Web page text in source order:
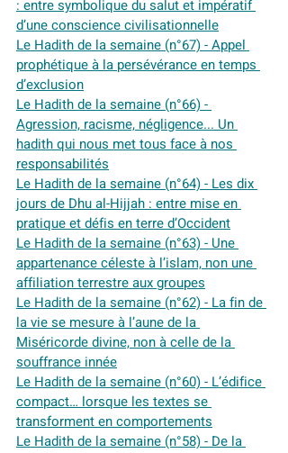
: entre symbolique du salut et impératif
d’une conscience civilisationnelle
Le Hadith de la semaine (n°67) - Appel
prophétique à la persévérance en temps
d’exclusion
Le Hadith de la semaine (n°66) -
Agression, racisme, négligence... Un
hadith qui nous met tous face à nos
responsabilités
Le Hadith de la semaine (n°64) - Les dix
jours de Dhu al-Hijjah : entre mise en
pratique et défis en terre d’Occident
Le Hadith de la semaine (n°63) - Une
appartenance céleste à l’islam, non une
affiliation terrestre aux groupes
Le Hadith de la semaine (n°62) - La fin de
la vie se mesure à l’aune de la
Miséricorde divine, non à celle de la
souffrance innée
Le Hadith de la semaine (n°60) - L’édifice
compact… lorsque les textes se
transforment en comportements
Le Hadith de la semaine (n°58) - De la